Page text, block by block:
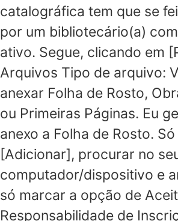
catalográfica tem que se
por um bibliotecário(a)
ativo. Segue, clicando em
Arquivos Tipo de arquivo:
anexar Folha de Rosto,
ou Primeiras Páginas. Eu
anexo a Folha de Rosto.
[Adicionar], procurar no
computador/dispositivo e
só marcar a opção de
Responsabilidade de